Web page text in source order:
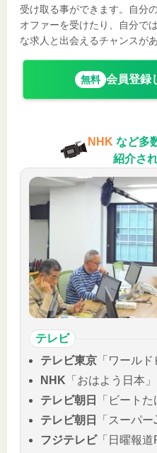
受け取る事ができます。自分
オファーを受けたり、自分で
な求人と出会えるチャンスがあ
無料 会員登録
NHK など多
紹介さ
テレビ
テレビ東京 「ワール
NHK 「おはよう日本」
テレビ朝日
「ビート
テレビ朝日
「スーパ
フジテレビ「日曜報道